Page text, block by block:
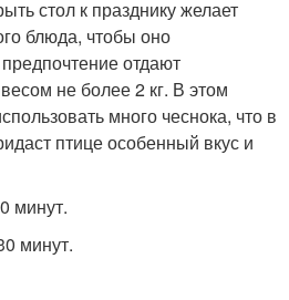
стол к празднику желает
блюда, чтобы оно
отдают
не более 2 кг. В этом
много чеснока, что в
птице особенный вкус и
минут.
минут.